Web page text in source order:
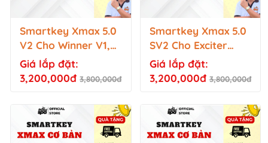
Smartkey Xmax 5.0
V2 Cho Winner V1,
Future Fi, Wave,
Vision Đời Cũ,...
Giá lắp đặt:
3,200,000đ 3,800,000đ
Smartkey Xmax 5.0
SV2 Cho Exciter
2010, Sirius/ Jupiter
xăng cơ
Giá lắp đặt:
3,200,000đ3,800,000đ